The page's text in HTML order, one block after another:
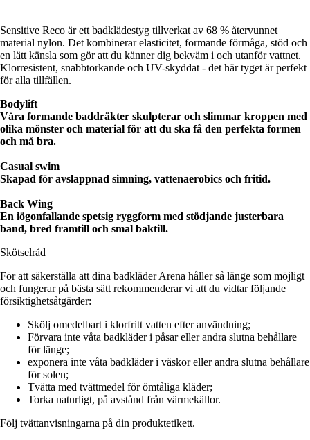
Sensitive Reco är ett badklädestyg tillverkat av 68 % återvunnet
material nylon. Det kombinerar elasticitet, formande förmåga, stöd och
en lätt känsla som gör att du känner dig bekväm i och utanför vattnet.
Klorresistent, snabbtorkande och UV-skyddat - det här tyget är perfekt
för alla tillfällen.
Bodylift
Våra formande baddräkter skulpterar och slimmar kroppen med
olika mönster och material för att du ska få den perfekta formen
och må bra.
Casual swim
Skapad för avslappnad simning, vattenaerobics och fritid.
Back Wing
En iögonfallande spetsig ryggform med stödjande justerbara
band, bred framtill och smal baktill.
Skötselråd
För att säkerställa att dina badkläder Arena håller så länge som möjligt
och fungerar på bästa sätt rekommenderar vi att du vidtar följande
försiktighetsåtgärder:
Skölj omedelbart i klorfritt vatten efter användning;
Förvara inte våta badkläder i påsar eller andra slutna behållare
för länge;
exponera inte våta badkläder i väskor eller andra slutna behållare
för solen;
Tvätta med tvättmedel för ömtåliga kläder;
Torka naturligt, på avstånd från värmekällor.
Följ tvättanvisningarna på din produktetikett.